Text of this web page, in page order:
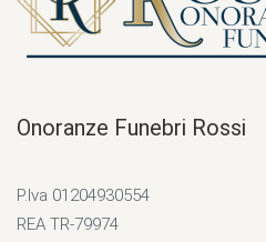
Onoranze Funebri Rossi
P.Iva 01204930554
REA TR-79974